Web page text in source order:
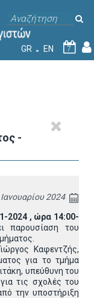
GR EN 7
-
2024
2024 , ώρα 14:00-
παρουσίαση του
Καφεντζής,
για το τμήμα
υπεύθυνη του
τις σχολές του
την υποστήριξη